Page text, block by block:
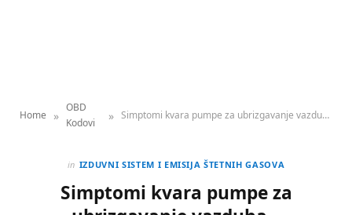
Home »
OBD
Kodovi
» Simptomi kvara pumpe za ubrizgavanje vazduha – Testiranje i zamena
in IZDUVNI SISTEM I EMISIJA ŠTETNIH GASOVA
Simptomi kvara pumpe za